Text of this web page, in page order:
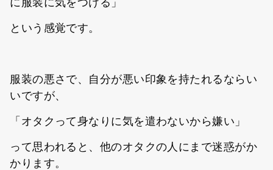
に服装に気をつける」
という感覚です。
服装の悪さで、自分が悪い印象を持たれるならい
いですが、
「オタクって身なりに気を遣わないから嫌い」
って思われると、他のオタクの人にまで迷惑がか
かります。